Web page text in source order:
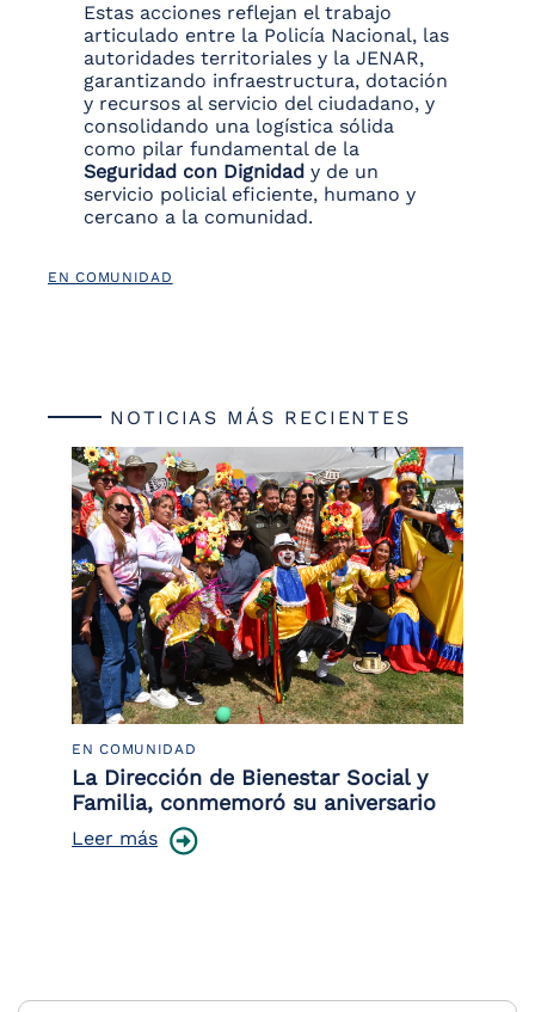
Estas acciones reflejan el trabajo
articulado entre la Policía Nacional, las
autoridades territoriales y la JENAR,
garantizando infraestructura, dotación
y recursos al servicio del ciudadano, y
consolidando una logística sólida
como pilar fundamental de la
Seguridad con Dignidad y de un
servicio policial eficiente, humano y
cercano a la comunidad.
EN COMUNIDAD
NOTICIAS MÁS RECIENTES
EN COMUNIDAD
La Dirección de Bienestar Social y
Familia, conmemoró su aniversario
Leer más